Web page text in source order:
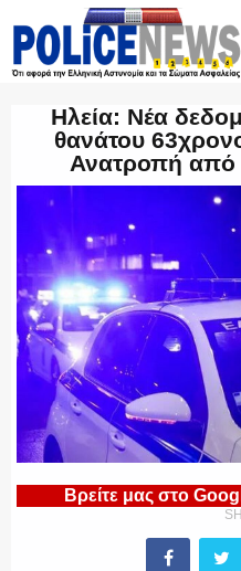
ΤΡΟΧΑΙΑ
ΟΜΑΔΑ “Ζ”
ΕΚΑΜ
ΥΑΤ/ΥΜΕΤ
Ηλεία: Νέα
θανάτου
Ανατροπή από
Βρείτε μας στο